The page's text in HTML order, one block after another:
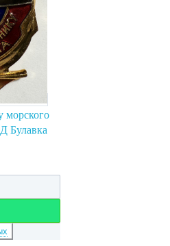
морского
Булавка